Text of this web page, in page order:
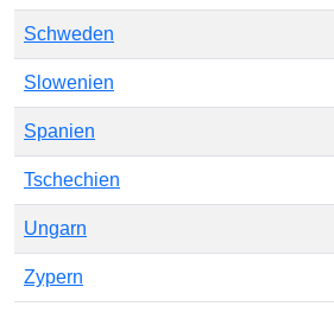
Schweden
Slowenien
Spanien
Tschechien
Ungarn
Zypern